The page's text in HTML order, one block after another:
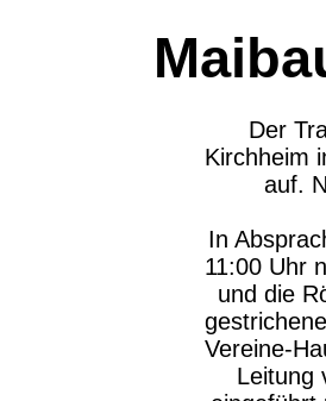
Der
Kirchheim
auf.
In
11:00 Uhr
und die
Vereine-
Leitung